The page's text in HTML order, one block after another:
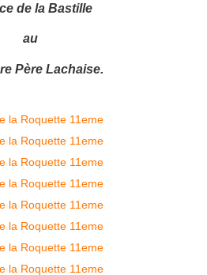
de la Bastille
au
Père Lachaise.